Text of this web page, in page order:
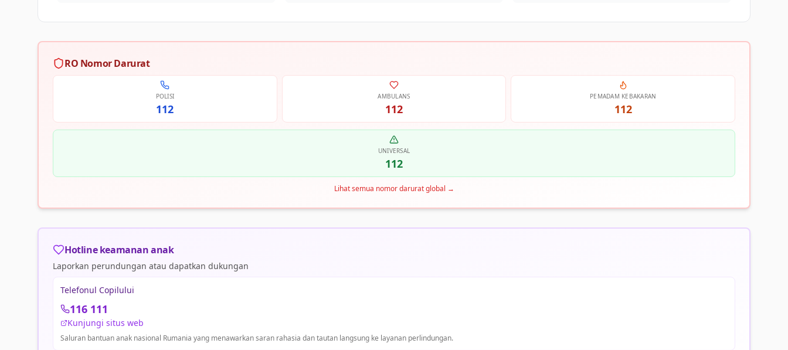
RO Nomor Darurat
POLISI
112
AMBULANS
112
PEMADAM KEBAKARAN
112
UNIVERSAL
112
Lihat semua nomor darurat global →
Hotline keamanan anak
Laporkan perundungan atau dapatkan dukungan
Telefonul Copilului
116 111
Kunjungi situs web
Saluran bantuan anak nasional Rumania yang menawarkan saran rahasia dan tautan langsung ke layanan perlindungan.